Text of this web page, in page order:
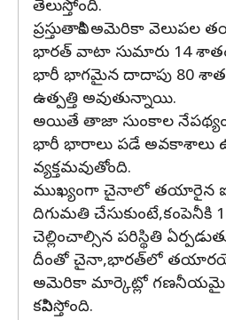
తెలుస్తోంది.
ప్రస్తుతానికి అమెరికా వెలుపల
భారత్‌ వాటా సుమారు 14
భారీ భాగమైన దాదాపు 80
ఉత్పత్తి అవుతున్నాయి.
అయితే తాజా సుంకాల
భారీ భారాలు పడే అవకాశాలు
వ్యక్తమవుతోంది.
ముఖ్యంగా చైనాలో తయారైన
దిగుమతి చేసుకుంటే,కంపెనీకి
చెల్లించాల్సిన పరిస్థితి
దీంతో చైనా,భారత్‌లో
అమెరికా మార్కెట్లో గణనీయమైన
కనిపిస్తోంది.